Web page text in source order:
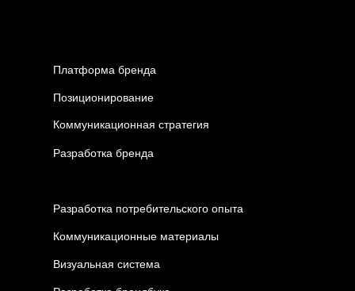
Платформа бренда
Разработка потребительского опыта
Коммуникационная стратегия
Позиционирование
Коммуникационные материалы
Визуальная система
Разработка бренда